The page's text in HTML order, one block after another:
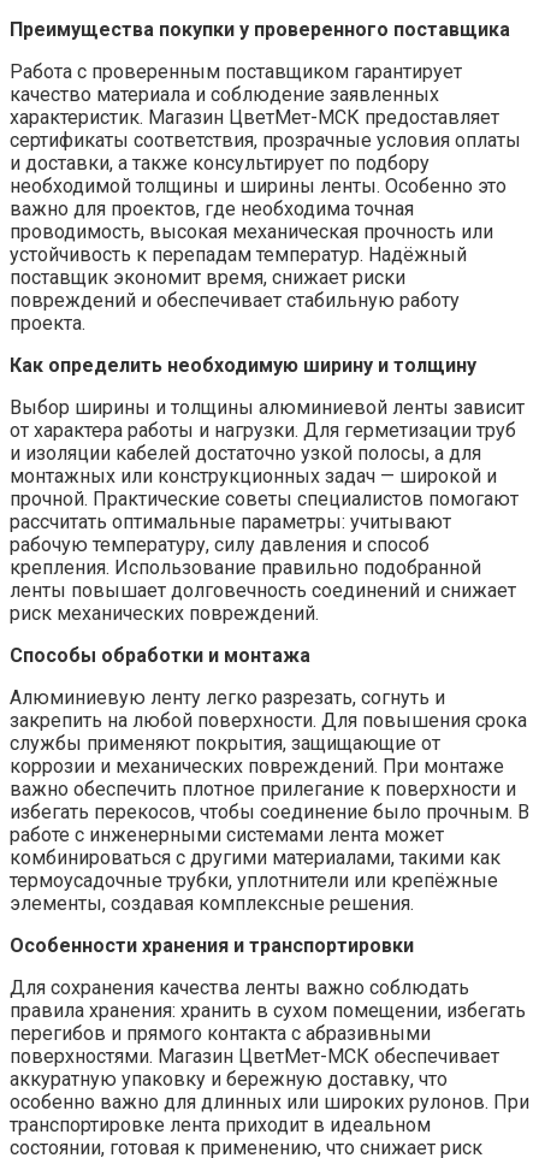
Преимущества покупки у проверенного поставщика
Работа с проверенным поставщиком гарантирует
качество материала и соблюдение заявленных
характеристик. Магазин ЦветМет-МСК предоставляет
сертификаты соответствия, прозрачные условия оплаты
и доставки, а также консультирует по подбору
необходимой толщины и ширины ленты. Особенно это
важно для проектов, где необходима точная
проводимость, высокая механическая прочность или
устойчивость к перепадам температур. Надёжный
поставщик экономит время, снижает риски
повреждений и обеспечивает стабильную работу
проекта.
Как определить необходимую ширину и толщину
Выбор ширины и толщины алюминиевой ленты зависит
от характера работы и нагрузки. Для герметизации труб
и изоляции кабелей достаточно узкой полосы, а для
монтажных или конструкционных задач — широкой и
прочной. Практические советы специалистов помогают
рассчитать оптимальные параметры: учитывают
рабочую температуру, силу давления и способ
крепления. Использование правильно подобранной
ленты повышает долговечность соединений и снижает
риск механических повреждений.
Способы обработки и монтажа
Алюминиевую ленту легко разрезать, согнуть и
закрепить на любой поверхности. Для повышения срока
службы применяют покрытия, защищающие от
коррозии и механических повреждений. При монтаже
важно обеспечить плотное прилегание к поверхности и
избегать перекосов, чтобы соединение было прочным. В
работе с инженерными системами лента может
комбинироваться с другими материалами, такими как
термоусадочные трубки, уплотнители или крепёжные
элементы, создавая комплексные решения.
Особенности хранения и транспортировки
Для сохранения качества ленты важно соблюдать
правила хранения: хранить в сухом помещении, избегать
перегибов и прямого контакта с абразивными
поверхностями. Магазин ЦветМет-МСК обеспечивает
аккуратную упаковку и бережную доставку, что
особенно важно для длинных или широких рулонов. При
транспортировке лента приходит в идеальном
состоянии, готовая к применению, что снижает риск